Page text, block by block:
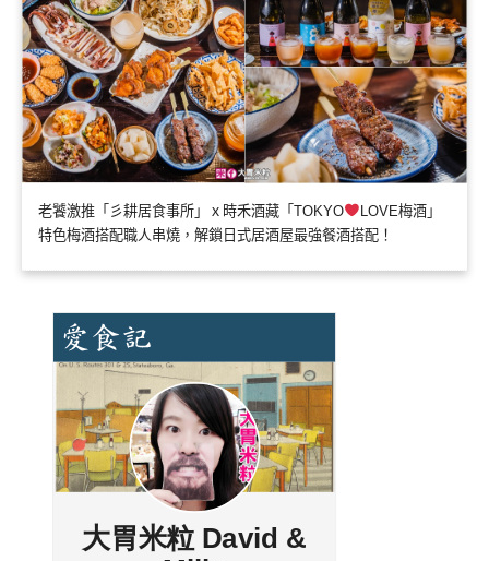
老饕激推「彡耕居食事所」ｘ時禾酒藏「TOKYO
LOVE梅酒」
特色梅酒搭配職人串燒，解鎖日式居酒屋最強餐酒搭配！